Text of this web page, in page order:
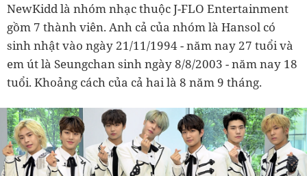
NewKidd là nhóm nhạc thuộc J-FLO Entertainment
gồm 7 thành viên. Anh cả của nhóm là Hansol có
sinh nhật vào ngày 21/11/1994 - năm nay 27 tuổi và
em út là Seungchan sinh ngày 8/8/2003 - năm nay 18
tuổi. Khoảng cách của cả hai là 8 năm 9 tháng.